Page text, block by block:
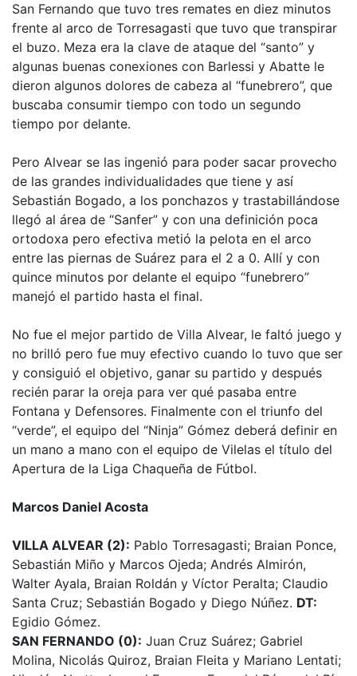
San Fernando que tuvo tres remates en diez minutos
frente al arco de Torresagasti que tuvo que transpirar
el buzo. Meza era la clave de ataque del “santo” y
algunas buenas conexiones con Barlessi y Abatte le
dieron algunos dolores de cabeza al “funebrero”, que
buscaba consumir tiempo con todo un segundo
tiempo por delante.
Pero Alvear se las ingenió para poder sacar provecho
de las grandes individualidades que tiene y así
Sebastián Bogado, a los ponchazos y trastabillándose
llegó al área de “Sanfer” y con una definición poca
ortodoxa pero efectiva metió la pelota en el arco
entre las piernas de Suárez para el 2 a 0. Allí y con
quince minutos por delante el equipo “funebrero”
manejó el partido hasta el final.
No fue el mejor partido de Villa Alvear, le faltó juego y
no brilló pero fue muy efectivo cuando lo tuvo que ser
y consiguió el objetivo, ganar su partido y después
recién parar la oreja para ver qué pasaba entre
Fontana y Defensores. Finalmente con el triunfo del
“verde”, el equipo del “Ninja” Gómez deberá definir en
un mano a mano con el equipo de Vilelas el título del
Apertura de la Liga Chaqueña de Fútbol.
Marcos Daniel Acosta
VILLA ALVEAR (2): Pablo Torresagasti; Braian Ponce,
Sebastián Miño y Marcos Ojeda; Andrés Almirón,
Walter Ayala, Braian Roldán y Víctor Peralta; Claudio
Santa Cruz; Sebastián Bogado y Diego Núñez. DT:
Egidio Gómez.
SAN FERNANDO (0): Juan Cruz Suárez; Gabriel
Molina, Nicolás Quiroz, Braian Fleita y Mariano Lentati;